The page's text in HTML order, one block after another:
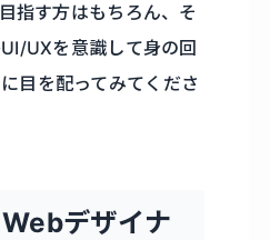
指す方はもちろん、そ
UXを意識して身の回
目を配ってみてくださ
デザイナ